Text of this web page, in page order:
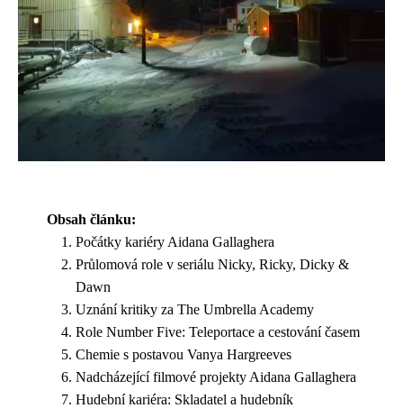
Obsah článku:
Počátky kariéry Aidana Gallaghera
Průlomová role v seriálu Nicky, Ricky, Dicky &
Dawn
Uznání kritiky za The Umbrella Academy
Role Number Five: Teleportace a cestování časem
Chemie s postavou Vanya Hargreeves
Nadcházející filmové projekty Aidana Gallaghera
Hudební kariéra: Skladatel a hudebník